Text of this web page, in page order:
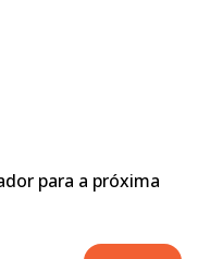
para a próxima